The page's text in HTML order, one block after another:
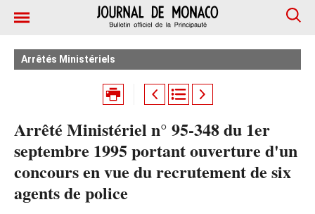
Arrêtés Ministériels
Arrêté Ministériel n° 95-348 du 1er
septembre 1995 portant ouverture d'un
concours en vue du recrutement de six
agents de police